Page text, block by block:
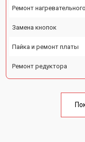
Ремонт
Замена кнопок
Пайка и ремонт платы
Ремонт редуктора